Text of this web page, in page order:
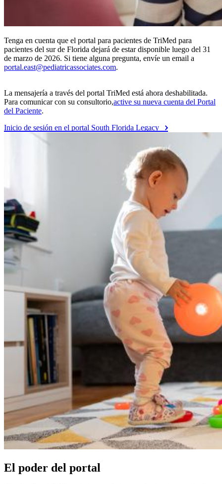
Tenga en cuenta que el portal para pacientes de TriMed para
pacientes del sur de Florida dejará de estar disponible luego del 31
de marzo de 2026. Si tiene alguna pregunta, envíe un email a
portal.east@pediatricassociates.com.
La mensajería a través del portal TriMed está ahora deshabilitada.
Para comunicar con su consultorio,active su nueva cuenta del Portal
del Paciente.
Inicio de sesión en el portal South Florida Legacy
El poder del portal